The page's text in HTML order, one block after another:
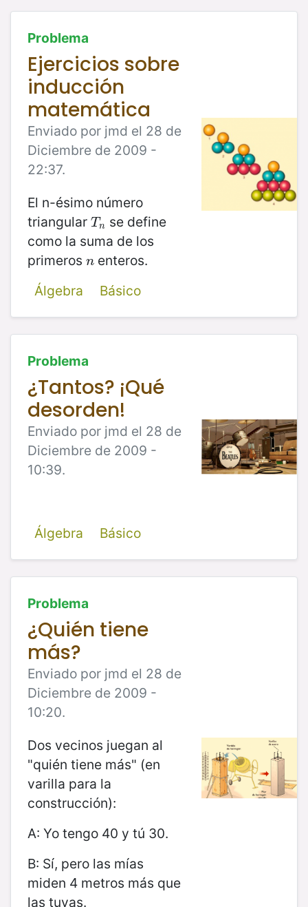
Problema
Ejercicios sobre
inducción
matemática
Enviado por jmd el 28 de
Diciembre de 2009 -
22:37.
El n-ésimo número
triangular T n
Tn se define
como la suma de los
primeros n
n enteros.
Álgebra
Básico
Problema
¿Tantos? ¡Qué
desorden!
Enviado por jmd el 28 de
Diciembre de 2009 -
10:39.
Álgebra Básico
Problema
¿Quién tiene
más?
Enviado por jmd el 28 de
Diciembre de 2009 -
10:20.
Dos vecinos juegan al
"quién tiene más" (en
varilla para la
construcción):
A: Yo tengo 40 y tú 30.
B: Sí, pero las mías
miden 4 metros más que
las tuyas.